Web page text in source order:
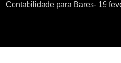
Contabilidade para Bares- 19